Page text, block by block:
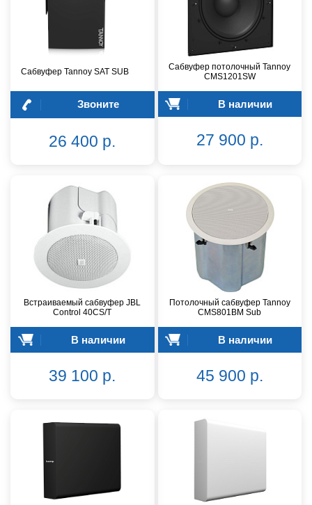
Сабвуфер Tannoy SAT SUB
Звоните
26 400 р.
Сабвуфер потолочный Tannoy
CMS1201SW
В наличии
27 900 р.
Встраиваемый сабвуфер JBL
Control 40CS/T
В наличии
39 100 р.
Потолочный сабвуфер Tannoy
CMS801BM Sub
В наличии
45 900 р.